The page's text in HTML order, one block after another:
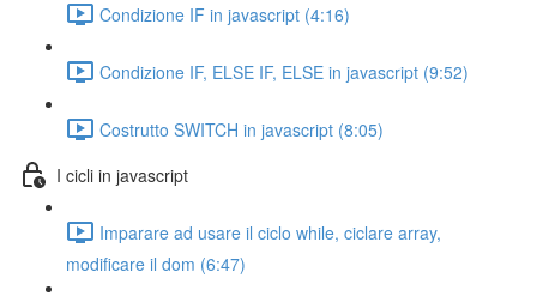
Condizione IF in javascript (4:16)
Condizione IF, ELSE IF, ELSE in javascript (9:52)
Costrutto SWITCH in javascript (8:05)
I cicli in javascript
Imparare ad usare il ciclo while, ciclare array,
modificare il dom (6:47)